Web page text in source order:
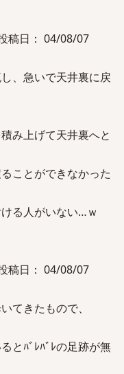
稿日： 04/08/07
、急いで天井裏に戻
み上げて天井裏へと
ことができなかった
る人がいない…ｗ
稿日： 04/08/07
てきたもので、
とﾊﾞﾚﾊﾞﾚの足跡が無